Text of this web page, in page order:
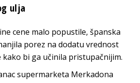
ulja
cene malo popustile, španska
porez na dodatu vrednost
kako bi ga učinila pristupačnijim.
supermarketa Merkadona